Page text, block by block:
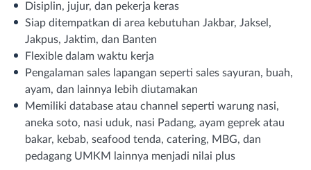
Disiplin, jujur, dan pekerja keras
Siap ditempatkan di area kebutuhan Jakbar, Jaksel,
Jakpus, Jaktim, dan Banten
Flexible dalam waktu kerja
Pengalaman sales lapangan seperti sales sayuran, buah,
ayam, dan lainnya lebih diutamakan
Memiliki database atau channel seperti warung nasi,
aneka soto, nasi uduk, nasi Padang, ayam geprek atau
bakar, kebab, seafood tenda, catering, MBG, dan
pedagang UMKM lainnya menjadi nilai plus